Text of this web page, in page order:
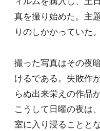
真を撮り始めた。主
りのしかかっていた。
撮った写真はその夜
けるである。失敗作
らぬ出来栄えの作品
こうして日曜の夜は
室に入り浸ることとな